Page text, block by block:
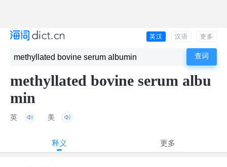
英汉 汉语 更多
methyllated bovine serum albu
min
英 美
释义 更多